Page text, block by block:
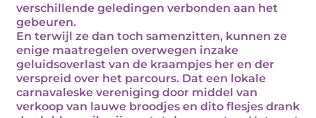
verschillende geledingen verbonden aan het
gebeuren.
En terwijl ze dan toch samenzitten, kunnen ze
enige maatregelen overwegen inzake
geluidsoverlast van de kraampjes her en der
verspreid over het parcours. Dat een lokale
carnavaleske vereniging door middel van
verkoop van lauwe broodjes en dito flesjes drank